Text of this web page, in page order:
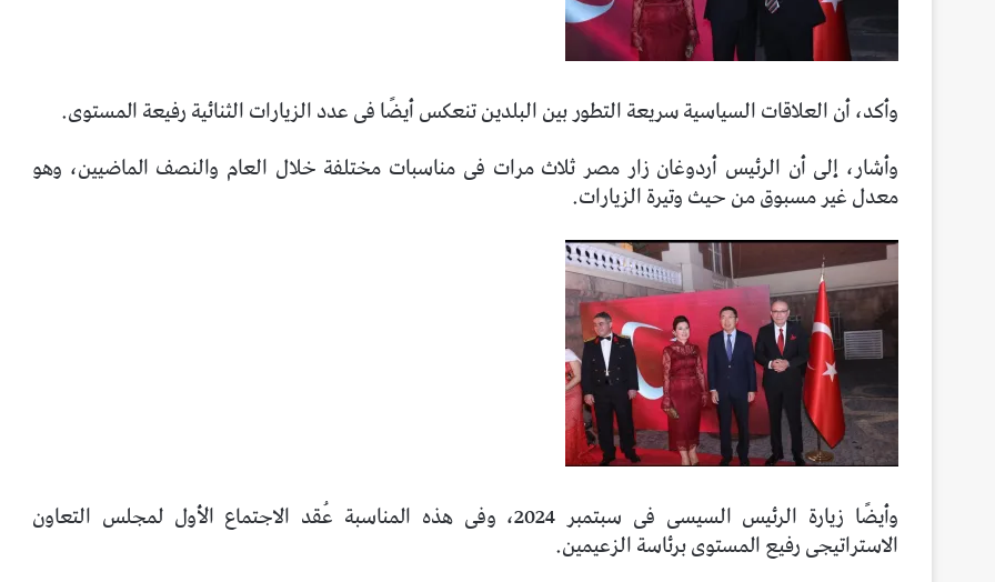
وأكد، أن العلاقات السياسية سريعة التطور بين البلدين تنعكس أيضًا فى عدد الزيارات الثنائية رفيعة المستوى.
وأشار، إلى أن الرئيس أردوغان زار مصر ثلاث مرات فى مناسبات مختلفة خلال العام والنصف الماضيين، وهو
معدل غير مسبوق من حيث وتيرة الزيارات.
وأيضًا زيارة الرئيس السيسى فى سبتمبر 2024، وفى هذه المناسبة عُقد الاجتماع الأول لمجلس التعاون
الاستراتيجى رفيع المستوى برئاسة الزعيمين.